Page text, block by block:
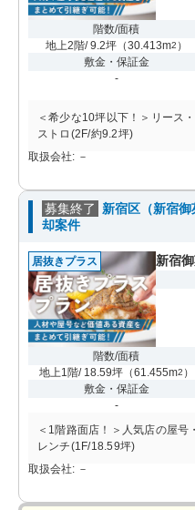
階数/面積
地上2階/ 9.2坪（30.413m2 ）
敷金・保証金
-
＜希少な10坪以下！＞リース
ストロ(2F/約9.2坪)
取扱会社: －
募集終了
新宿区（新宿
却案件
居抜きプラス 新宿
階数/面積
地上1階/ 18.59坪（61.455m2 ）
敷金・保証金
-
＜1階路面店！＞人気店の屋
レンチ(1F/18.59坪)
取扱会社: －